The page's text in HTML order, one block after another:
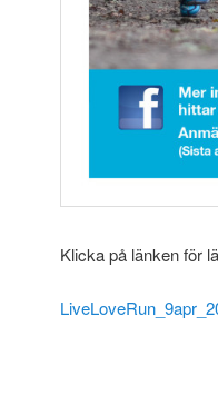
Klicka på länken för